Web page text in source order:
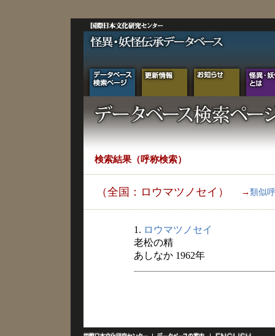
検索結果（呼称検索）
（全国：ロウマツノセイ） → 類似
1. ロウマツノセイ
老松の精
あしなか 1962年